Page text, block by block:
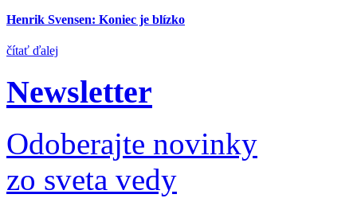
Henrik Svensen: Koniec je blízko
čítať ďalej
Newsletter
Odoberajte novinky
zo sveta vedy